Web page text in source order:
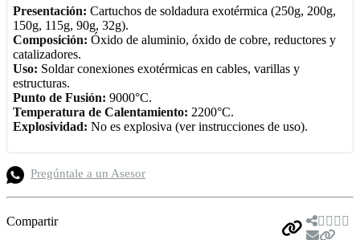
Presentación: Cartuchos de soldadura exotérmica (250g, 200g,
150g, 115g, 90g, 32g).
Composición: Óxido de aluminio, óxido de cobre, reductores y
catalizadores.
Uso: Soldar conexiones exotérmicas en cables, varillas y
estructuras.
Punto de Fusión: 9000°C.
Temperatura de Calentamiento: 2200°C.
Explosividad: No es explosiva (ver instrucciones de uso).
Pregúntale a un Asesor
Compartir